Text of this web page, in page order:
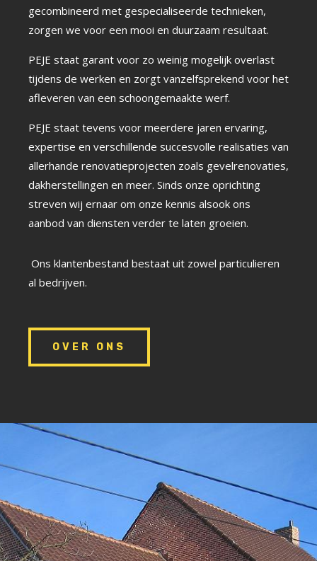
gecombineerd met gespecialiseerde technieken,
zorgen we voor een mooi en duurzaam resultaat.
PEJE staat garant voor zo weinig mogelijk overlast
tijdens de werken en zorgt vanzelfsprekend voor het
afleveren van een schoongemaakte werf.
PEJE staat tevens voor meerdere jaren ervaring,
expertise en verschillende succesvolle realisaties van
allerhande renovatieprojecten zoals gevelrenovaties,
dakherstellingen en meer. Sinds onze oprichting
streven wij ernaar om onze kennis alsook ons
aanbod van diensten verder te laten groeien.
Ons klantenbestand bestaat uit zowel particulieren
al bedrijven.
OVER ONS